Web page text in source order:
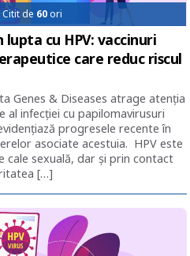
de 60ori
cu HPV: vaccinuri
care reduc riscul
Genes & Diseases atrage atenția
infecției cu papilomavirusuri
progresele recente în
asociate acestuia. HPV este
cale sexuală, dar și prin contact
[…]